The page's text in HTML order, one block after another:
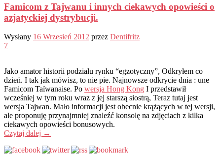
Famicom z Tajwanu i innych ciekawych opowieści o
azjatyckiej dystrybucji.
Wysłany 16 Wrzesień 2012 przez Dentifritz
7
Jako amator historii podziału rynku “egzotyczny”, Odkryłem co
dzień. I tak jak mówisz, to nie pie. Najnowsze odkrycie dnia : une
Famicom Taïwanaise. Po wersja Hong Kong I przedstawił
wcześniej w tym roku wraz z jej starszą siostrą, Teraz tutaj jest
wersja Tajwan. Mało informacji jest obecnie krążących w tej wersji,
ale proponuję przynajmniej znaleźć konsolę na zdjęciach z kilka
ciekawych opowieści bonusowych.
Czytaj dalej →